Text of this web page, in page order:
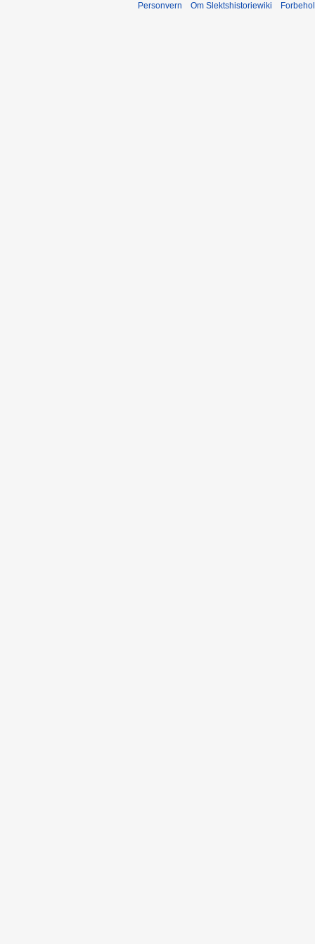
Personvern Om Slektshistoriewiki